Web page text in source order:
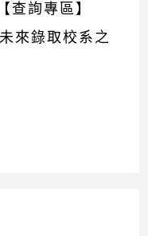
查詢專區】
來錄取校系之